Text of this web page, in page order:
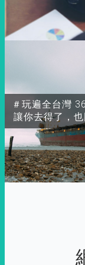
＃玩遍全台灣
讓你去得了，